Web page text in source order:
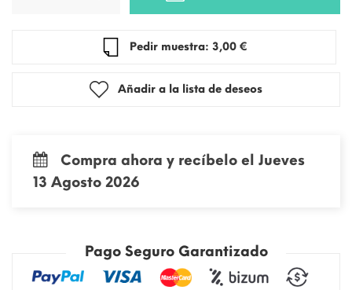
Pedir muestra: 3,00 €
Añadir a la lista de deseos
Compra ahora y recíbelo el Jueves
13 Agosto 2026
Pago Seguro Garantizado